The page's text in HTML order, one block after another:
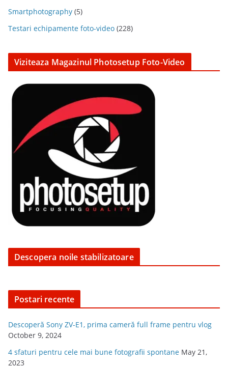
Smartphotography (5)
Testari echipamente foto-video (228)
Viziteaza Magazinul Photosetup Foto-Video
Descopera noile stabilizatoare
Postari recente
Descoperă Sony ZV-E1, prima cameră full frame pentru vlog
October 9, 2024
4 sfaturi pentru cele mai bune fotografii spontane May 21,
2023